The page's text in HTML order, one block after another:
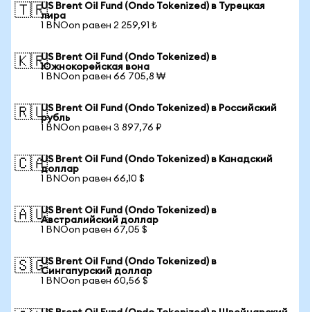
🇹🇷US Brent Oil Fund (Ondo Tokenized) в Турецкая
лира
1 BNOon равен 2 259,91 ₺
🇰🇷US Brent Oil Fund (Ondo Tokenized) в
Южнокорейская вона
1 BNOon равен 66 705,8 ₩
🇷🇺US Brent Oil Fund (Ondo Tokenized) в Российский
рубль
1 BNOon равен 3 897,76 ₽
🇨🇦US Brent Oil Fund (Ondo Tokenized) в Канадский
доллар
1 BNOon равен 66,10 $
🇦🇺US Brent Oil Fund (Ondo Tokenized) в
Австралийский доллар
1 BNOon равен 67,05 $
🇸🇬US Brent Oil Fund (Ondo Tokenized) в
Сингапурский доллар
1 BNOon равен 60,56 $